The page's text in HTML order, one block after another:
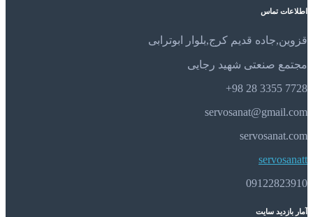
اطلاعات تماس
قزوین,جاده قدیم کرج,بلوار ابوترابی
مجتمع صنعتی شهید رجایی
7728 3355 28 98+
servosanat@gmail.com
servosanat.com
servosanatt
09122823910
آمار بازدید سایت